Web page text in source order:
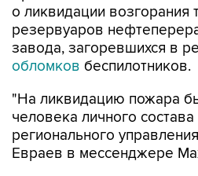
о ликвидации возгорания
резервуаров
завода, загоревшихся в
обломков беспилотников.
"На ликвидацию пожара
человека личного
регионального
Евраев в мессенджере